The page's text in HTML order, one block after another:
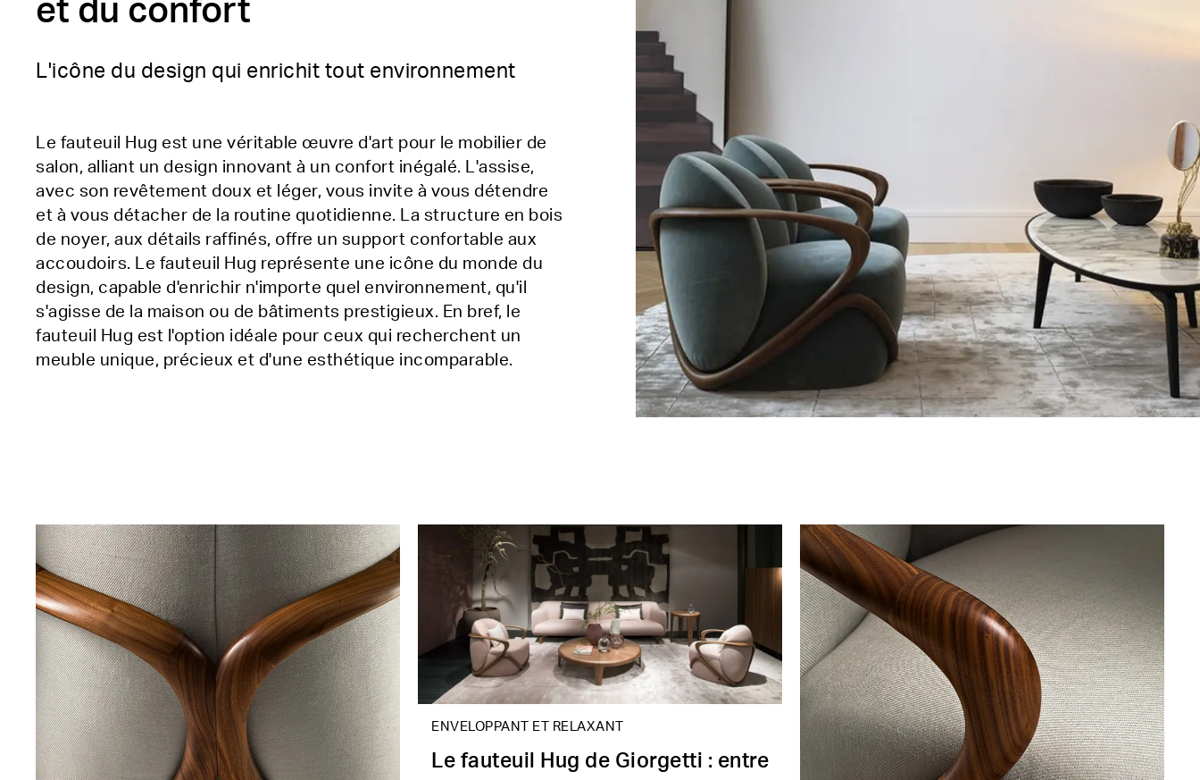
et du confort
L'icône du design qui enrichit tout environnement
Le fauteuil Hug est une véritable œuvre d'art pour le mobilier de
salon, alliant un design innovant à un confort inégalé. L'assise,
avec son revêtement doux et léger, vous invite à vous détendre
et à vous détacher de la routine quotidienne. La structure en bois
de noyer, aux détails raffinés, offre un support confortable aux
accoudoirs. Le fauteuil Hug représente une icône du monde du
design, capable d'enrichir n'importe quel environnement, qu'il
s'agisse de la maison ou de bâtiments prestigieux. En bref, le
fauteuil Hug est l'option idéale pour ceux qui recherchent un
meuble unique, précieux et d'une esthétique incomparable.
ENVELOPPANT ET RELAXANT
Le fauteuil Hug de Giorgetti : entre